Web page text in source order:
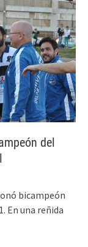
del
bicampeón
En una reñida